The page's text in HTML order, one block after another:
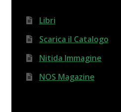
Libri
Scarica il Catalogo
Nitida Immagine
NOS Magazine